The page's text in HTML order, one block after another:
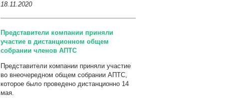
18.11.2020
Представители компании приняли
участие в дистанционном общем
собрании членов АПТС
Представители компании приняли участие
во внеочередном общем собрании АПТС,
которое было проведено дистанционно 14
мая.